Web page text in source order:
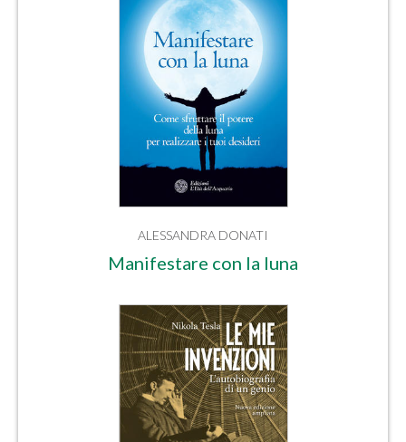
ALESSANDRA DONATI
Manifestare con la luna